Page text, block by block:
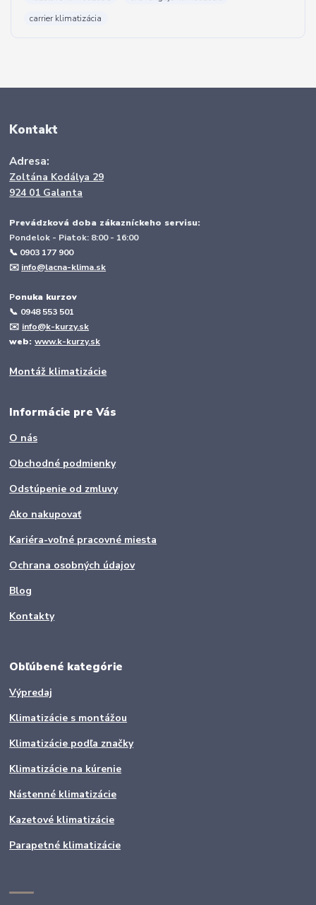
carrier klimatizácia
Kontakt
Adresa:
Zoltána Kodálya 29
924 01 Galanta
Prevádzková doba zákazníckeho servisu:
Pondelok - Piatok: 8:00 - 16:00
📞 0903 177 900
✉️ info@lacna-klima.sk
Ponuka kurzov
📞 0948 553 501
✉️ info@k-kurzy.sk
web:www.k-kurzy.sk
Montáž klimatizácie
Informácie pre Vás
O nás
Obchodné podmienky
Odstúpenie od zmluvy
Ako nakupovať
Kariéra-voľné pracovné miesta
Ochrana osobných údajov
Blog
Kontakty
Obľúbené kategórie
Výpredaj
Klimatizácie s montážou
Klimatizácie podľa značky
Klimatizácie na kúrenie
Nástenné klimatizácie
Kazetové klimatizácie
Parapetné klimatizácie